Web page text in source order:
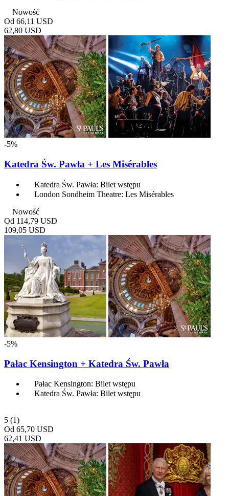
Nowość
Od 66,11 USD
62,80 USD
-5%
Katedra Św. Pawła + Les Misérables
Katedra Św. Pawła: Bilet wstępu
London Sondheim Theatre: Les Misérables
Nowość
Od 114,79 USD
109,05 USD
-5%
Pałac Kensington + Katedra Św. Pawła
Pałac Kensington: Bilet wstępu
Katedra Św. Pawła: Bilet wstępu
5 (1)
Od 65,70 USD
62,41 USD